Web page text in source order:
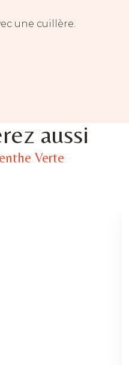
une cuillère.
aussi
Verte